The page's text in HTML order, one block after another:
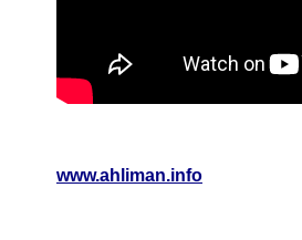
www.ahliman.info